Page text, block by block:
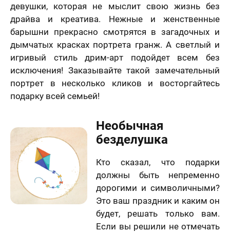
девушки, которая не мыслит свою жизнь без
драйва и креатива. Нежные и женственные
барышни прекрасно смотрятся в загадочных и
дымчатых красках портрета гранж. А светлый и
игривый стиль дрим-арт подойдет всем без
исключения! Заказывайте такой замечательный
портрет в несколько кликов и восторгайтесь
подарку всей семьей!
Необычная
безделушка
Кто сказал, что подарки
должны быть непременно
дорогими и символичными?
Это ваш праздник и каким он
будет, решать только вам.
Если вы решили не отмечать